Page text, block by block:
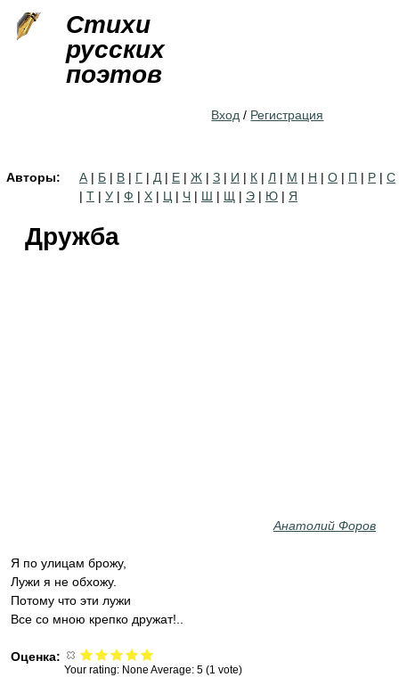
Стихи
русских
поэтов
Вход / Регистрация
Авторы: А | Б | В | Г | Д | Е | Ж | З | И | К | Л | М | Н | О | П | Р | С
| Т | У | Ф | Х | Ц | Ч | Ш | Щ | Э | Ю | Я
Дружба
Анатолий Форов
Я по улицам брожу,
Лужи я не обхожу.
Потому что эти лужи
Все со мною крепко дружат!..
Оценка:
Your rating: None Average: 5 (1 vote)